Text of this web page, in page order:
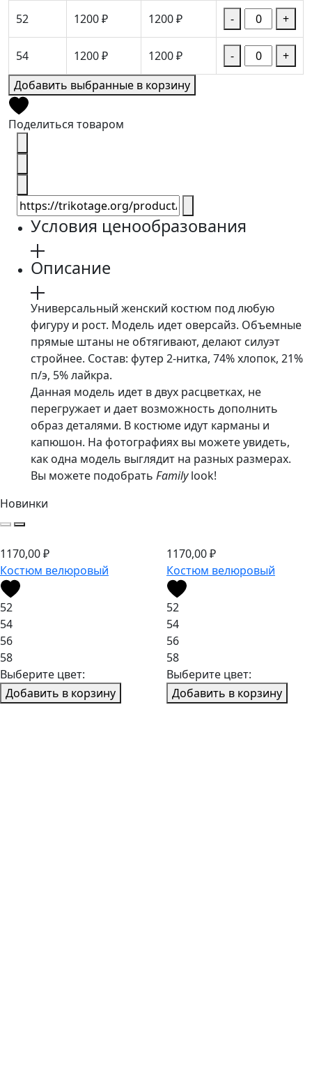
52 1200 ₽ 1200 ₽ - +
54 1200 ₽ 1200 ₽ -
+
Добавить выбранные в корзину
Поделиться товаром
Условия ценообразования
Описание
Универсальный женский костюм под любую
фигуру и рост. Модель идет оверсайз. Объемные
прямые штаны не обтягивают, делают силуэт
стройнее. Состав: футер 2-нитка, 74% хлопок, 21%
п/э, 5% лайкра.
Данная модель идет в двух расцветках, не
перегружает и дает возможность дополнить
образ деталями. В костюме идут карманы и
капюшон. На фотографиях вы можете увидеть,
как одна модель выглядит на разных размерах.
Вы можете подобрать Familylook!
Новинки
1170,00₽
Костюм велюровый
52
54
56
58
Выберите цвет:
Добавить в корзину
1170,00₽
Костюм велюровый
52
54
56
58
Выберите цвет:
Добавить в корзину